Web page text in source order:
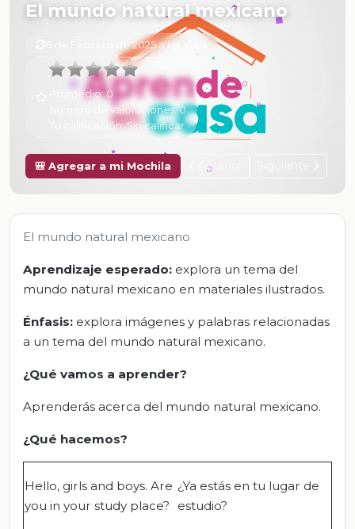
El mundo natural mexicano
6 de Febrero de 2025 a las 16:04
Promedio:0
Número de valoraciones:0
Tu calificación:Sin calificar
🎒 Agregar a mi Mochila Anterior
El mundo natural mexicano
Aprendizaje esperado: explora un tema del
mundo natural mexicano en materiales ilustrados.
Énfasis: explora imágenes y palabras relacionadas
a un tema del mundo natural mexicano.
¿Qué vamos a aprender?
Aprenderás acerca del mundo natural mexicano.
¿Qué hacemos?
Hello, girls and boys. Are
you in your study place?
¿Ya estás en tu lugar de
estudio?